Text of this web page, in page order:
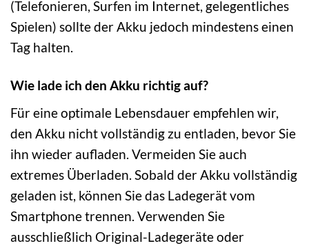
(Telefonieren, Surfen im Internet, gelegentliches
Spielen) sollte der Akku jedoch mindestens einen
Tag halten.
Wie lade ich den Akku richtig auf?
Für eine optimale Lebensdauer empfehlen wir,
den Akku nicht vollständig zu entladen, bevor Sie
ihn wieder aufladen. Vermeiden Sie auch
extremes Überladen. Sobald der Akku vollständig
geladen ist, können Sie das Ladegerät vom
Smartphone trennen. Verwenden Sie
ausschließlich Original-Ladegeräte oder